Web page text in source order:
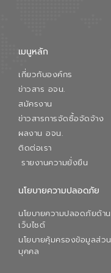
เมนูหลัก
เกี่ยวกับองค์กร
ข่าวสาร อจน.
สมัครงาน
ข่าวสารการจัดซื้อจัดจ้าง
ผลงาน อจน.
ติดต่อเรา
รายงานความยั่งยืน
นโยบายความปลอดภัย
นโยบายความปลอดภัยด้าน
เว็บไซต์
นโยบายคุ้มครองข้อมูลส่วน
บุคคล